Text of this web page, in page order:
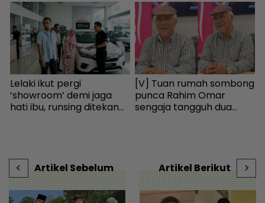
Lelaki ikut pergi
‘showroom’ demi jaga
hati ibu, runsing ditekan
[V] Tuan rumah sombong
punca Rahim Omar
sengaja tangguh dua
Artikel Sebelum Artikel Berikut